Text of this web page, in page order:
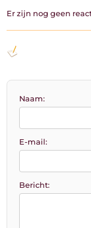
Er zijn nog geen
Naam:
E-mail:
Bericht: